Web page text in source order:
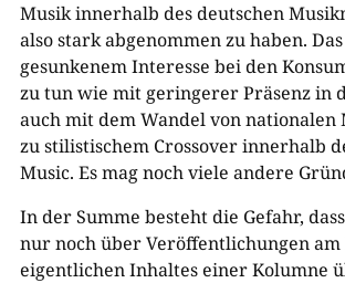
Musik innerhalb des deutschen
also stark abgenommen zu haben.
gesunkenem Interesse bei den
zu tun wie mit geringerer Präsenz in
auch mit dem Wandel von nationalen
zu stilistischem Crossover innerhalb
Music. Es mag noch viele andere
In der Summe besteht die Gefahr,
nur noch über Veröffentlichungen am
eigentlichen Inhaltes einer Kolumne